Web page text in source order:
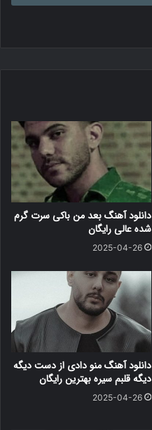
دانلود آهنگ بعد من باکی سرت گرم
شده عالی رایگان
2025-04-26
دانلود آهنگ منو دادی از دست دیگه
دیگه قلبم سیره بهترین رایگان
2025-04-26